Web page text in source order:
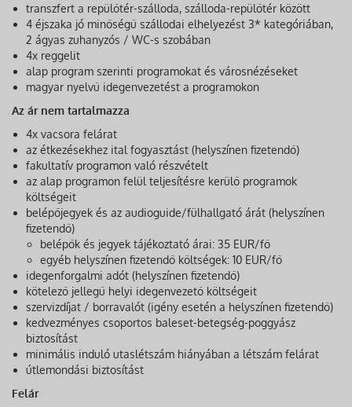
transzfert a repülőtér-szálloda, szálloda-repülőtér között
4 éjszaka jó minőségű szállodai elhelyezést 3* kategóriában,
2 ágyas zuhanyzós / WC-s szobában
4x reggelit
alap program szerinti programokat és városnézéseket
magyar nyelvű idegenvezetést a programokon
Az ár nem tartalmazza
4x vacsora felárat
az étkezésekhez ital fogyasztást (helyszínen fizetendő)
fakultatív programon való részvételt
az alap programon felül teljesítésre kerülő programok
költségeit
belépőjegyek és az audioguide/fülhallgató árát (helyszínen
fizetendő)
belépők és jegyek tájékoztató árai: 35 EUR/fő
egyéb helyszínen fizetendő költségek: 10 EUR/fő
idegenforgalmi adót (helyszínen fizetendő)
kötelező jellegű helyi idegenvezető költségeit
szervizdíjat / borravalót (igény esetén a helyszínen fizetendő)
kedvezményes csoportos baleset-betegség-poggyász
biztosítást
minimális induló utaslétszám hiányában a létszám felárat
útlemondási biztosítást
Felár